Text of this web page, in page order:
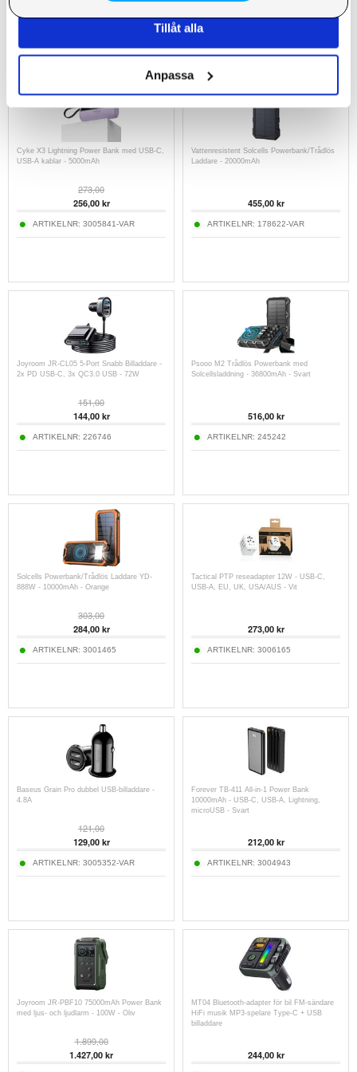
Tillåt alla
Anpassa
Cyke X3 Lightning Power Bank med USB-C,
USB-A kablar - 5000mAh
273,00
256,00kr
ARTIKELNR: 3005841-VAR
Vattenresistent Solcells Powerbank/Trådlös
Laddare - 20000mAh
455,00kr
ARTIKELNR: 178622-VAR
Joyroom JR-CL05 5-Port Snabb Billaddare -
2x PD USB-C, 3x QC3.0 USB - 72W
151,00
144,00kr
ARTIKELNR: 226746
Psooo M2 Trådlös Powerbank med
Solcellsladdning - 36800mAh - Svart
516,00kr
ARTIKELNR: 245242
Solcells Powerbank/Trådlös Laddare YD-
888W - 10000mAh - Orange
303,00
284,00kr
ARTIKELNR: 3001465
Tactical PTP reseadapter 12W - USB-C,
USB-A, EU, UK, USA/AUS - Vit
273,00kr
ARTIKELNR: 3006165
Baseus Grain Pro dubbel USB-billaddare -
4.8A
121,00
129,00kr
ARTIKELNR: 3005352-VAR
Forever TB-411 All-in-1 Power Bank
10000mAh - USB-C, USB-A, Lightning,
microUSB - Svart
212,00kr
ARTIKELNR: 3004943
Joyroom JR-PBF10 75000mAh Power Bank
med ljus- och ljudlarm - 100W - Oliv
1.899,00
1.427,00 kr
MT04 Bluetooth-adapter för bil FM-sändare
HiFi musik MP3-spelare Type-C + USB
billaddare
244,00kr